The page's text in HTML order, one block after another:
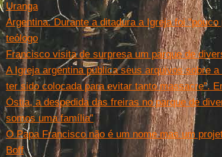
Uranga
Argentina. Durante a ditadura a Igreja foi
teólogo
Francisco visita de surpresa um parque de
A Igreja argentina publica seus arquivos sobre
ter sido colocada para evitar tanto massacre”.
Óstia, a despedida das freiras no parque de
somos uma família”
O Papa Francisco não é um nome mas um
Boff